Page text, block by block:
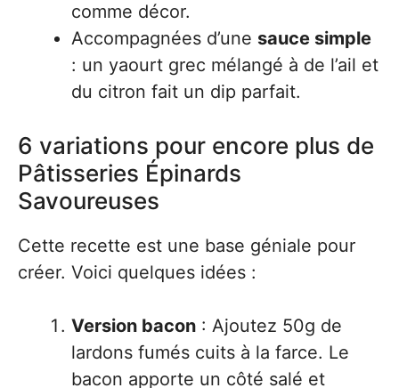
comme décor.
Accompagnées d’une sauce simple
: un yaourt grec mélangé à de l’ail et
du citron fait un dip parfait.
6 variations pour encore plus de
Pâtisseries Épinards
Savoureuses
Cette recette est une base géniale pour
créer. Voici quelques idées :
Version bacon : Ajoutez 50g de
lardons fumés cuits à la farce. Le
bacon apporte un côté salé et